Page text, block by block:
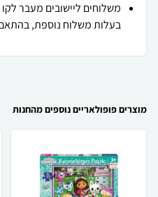
משלוחים ליישובים מעבר לקו
בעלות משלוח נוספת,
מוצרים פופולאריים נוספים מהחנות